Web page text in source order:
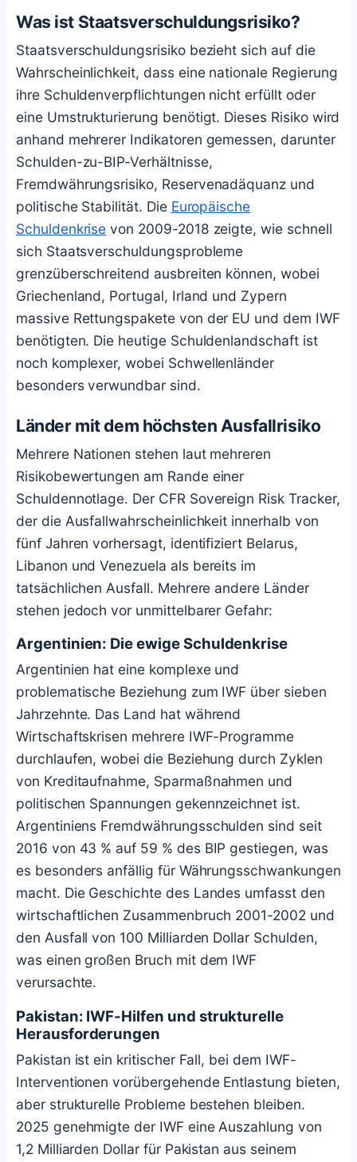
Was ist Staatsverschuldungsrisiko?
Staatsverschuldungsrisiko bezieht sich auf die
Wahrscheinlichkeit, dass eine nationale Regierung
ihre Schuldenverpflichtungen nicht erfüllt oder
eine Umstrukturierung benötigt. Dieses Risiko wird
anhand mehrerer Indikatoren gemessen, darunter
Schulden-zu-BIP-Verhältnisse,
Fremdwährungsrisiko, Reservenadäquanz und
politische Stabilität. Die Europäische
Schuldenkrise von 2009-2018 zeigte, wie schnell
sich Staatsverschuldungsprobleme
grenzüberschreitend ausbreiten können, wobei
Griechenland, Portugal, Irland und Zypern
massive Rettungspakete von der EU und dem IWF
benötigten. Die heutige Schuldenlandschaft ist
noch komplexer, wobei Schwellenländer
besonders verwundbar sind.
Länder mit dem höchsten Ausfallrisiko
Mehrere Nationen stehen laut mehreren
Risikobewertungen am Rande einer
Schuldennotlage. Der CFR Sovereign Risk Tracker,
der die Ausfallwahrscheinlichkeit innerhalb von
fünf Jahren vorhersagt, identifiziert Belarus,
Libanon und Venezuela als bereits im
tatsächlichen Ausfall. Mehrere andere Länder
stehen jedoch vor unmittelbarer Gefahr:
Argentinien: Die ewige Schuldenkrise
Argentinien hat eine komplexe und
problematische Beziehung zum IWF über sieben
Jahrzehnte. Das Land hat während
Wirtschaftskrisen mehrere IWF-Programme
durchlaufen, wobei die Beziehung durch Zyklen
von Kreditaufnahme, Sparmaßnahmen und
politischen Spannungen gekennzeichnet ist.
Argentiniens Fremdwährungsschulden sind seit
2016 von 43 % auf 59 % des BIP gestiegen, was
es besonders anfällig für Währungsschwankungen
macht. Die Geschichte des Landes umfasst den
wirtschaftlichen Zusammenbruch 2001-2002 und
den Ausfall von 100 Milliarden Dollar Schulden,
was einen großen Bruch mit dem IWF
verursachte.
Pakistan: IWF-Hilfen und strukturelle
Herausforderungen
Pakistan ist ein kritischer Fall, bei dem IWF-
Interventionen vorübergehende Entlastung bieten,
aber strukturelle Probleme bestehen bleiben.
2025 genehmigte der IWF eine Auszahlung von
1,2 Milliarden Dollar für Pakistan aus seinem